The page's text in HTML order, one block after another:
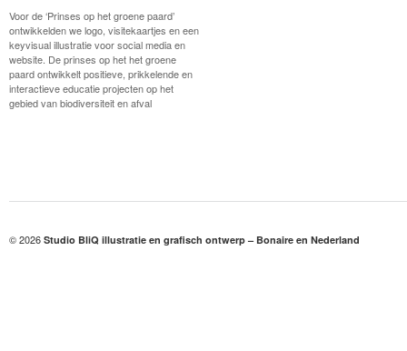
Voor de ‘Prinses op het groene paard’
ontwikkelden we logo, visitekaartjes en een
keyvisual illustratie voor social media en
website. De prinses op het het groene
paard ontwikkelt positieve, prikkelende en
interactieve educatie projecten op het
gebied van biodiversiteit en afval
© 2026 Studio BliQ illustratie en grafisch ontwerp – Bonaire en Nederland